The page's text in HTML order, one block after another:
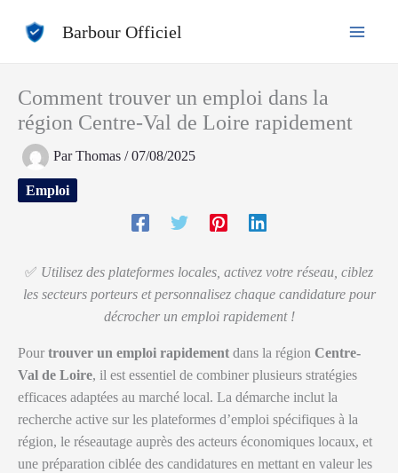
Barbour Officiel
Comment trouver un emploi dans la
région Centre-Val de Loire rapidement
ParThomas /07/08/2025
Emploi
✅ Utilisez des plateformes locales, activez votre réseau, ciblez
les secteurs porteurs et personnalisez chaque candidature pour
décrocher un emploi rapidement !
Pour trouver un emploi rapidement dans la région Centre-
Val de Loire, il est essentiel de combiner plusieurs stratégies
efficaces adaptées au marché local. La démarche inclut la
recherche active sur les plateformes d’emploi spécifiques à la
région, le réseautage auprès des acteurs économiques locaux, et
une préparation ciblée des candidatures en mettant en valeur les